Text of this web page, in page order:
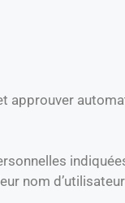
approuver
nom